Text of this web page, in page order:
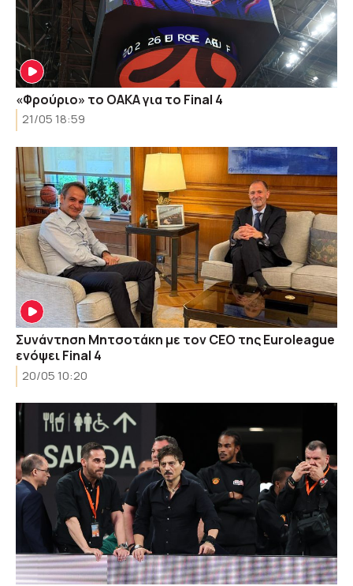
«Φρούριο» το ΟΑΚΑ για το Final 4
21/05 18:59
Συνάντηση Μητσοτάκη με τον CEO της Euroleague
ενόψει Final 4
20/05 10:20